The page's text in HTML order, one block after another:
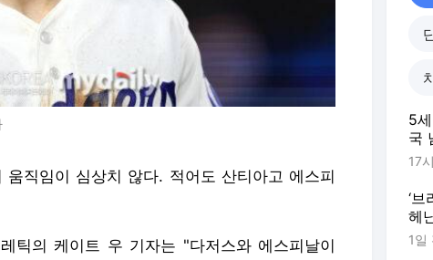
직임이 심상치 않다. 적어도 산티아고 에스피
틱의 케이트 우 기자는 "다저스와 에스피날이
5
국
진
17
‘
헤
한
1일